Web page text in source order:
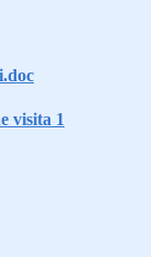
visita 1